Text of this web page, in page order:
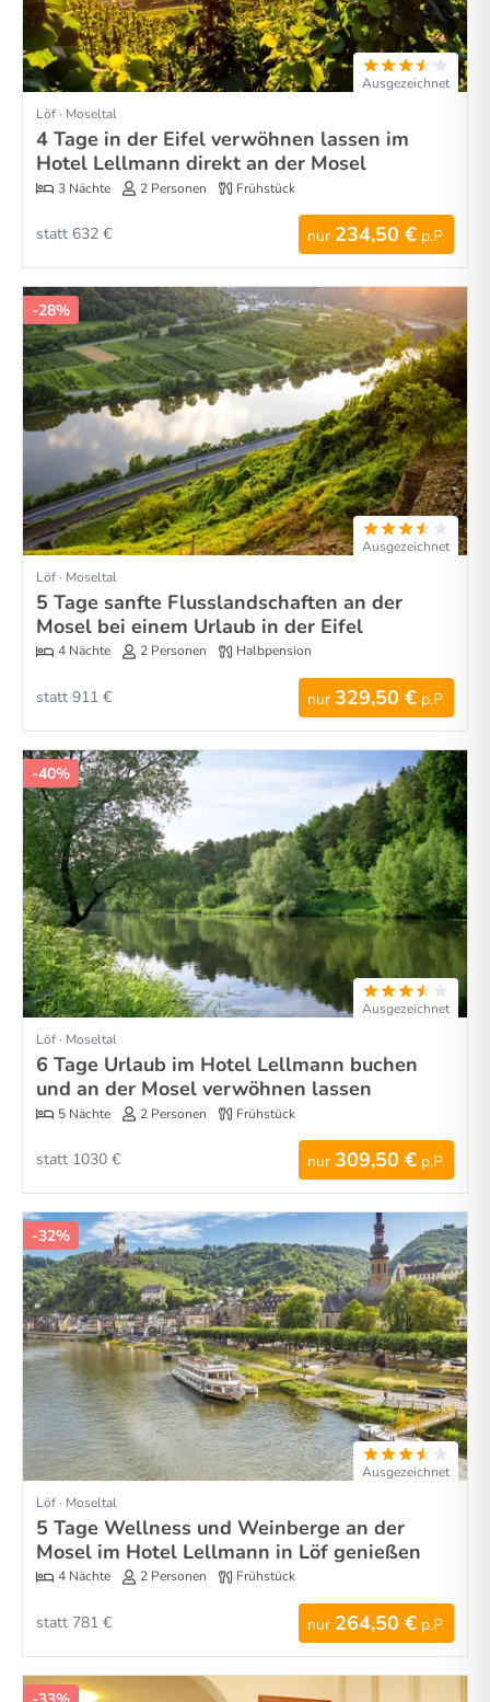
Ausgezeichnet
Löf · Moseltal
4 Tage in der Eifel verwöhnen lassen im
Hotel Lellmann direkt an der Mosel
3 Nächte 2 Personen Frühstück
nur 234,50 € p.P.
statt 632 €
-28%
Ausgezeichnet
Löf · Moseltal
5 Tage sanfte Flusslandschaften an der
Mosel bei einem Urlaub in der Eifel
4 Nächte 2 Personen Halbpension
nur 329,50 € p.P.
statt 911 €
-40%
Ausgezeichnet
Löf · Moseltal
6 Tage Urlaub im Hotel Lellmann buchen
und an der Mosel verwöhnen lassen
5 Nächte 2 Personen Frühstück
nur 309,50 € p.P.
statt 1030 €
-32%
Ausgezeichnet
Löf · Moseltal
5 Tage Wellness und Weinberge an der
Mosel im Hotel Lellmann in Löf genießen
4 Nächte 2 Personen Frühstück
nur 264,50 € p.P.
statt 781 €